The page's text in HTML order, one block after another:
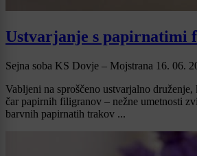
Ustvarjanje s papirnatimi
Sejna soba KS Dovje – Mojstrana 16. 06.
Vabljeni na sproščeno ustvarjalno
čar papirnih filigranov – nežne umetnosti
barvnih papirnatih trakov ...